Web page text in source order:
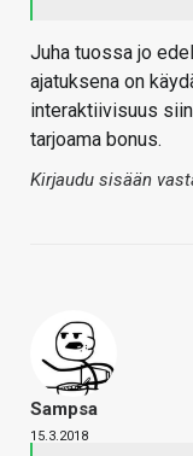
Juha tuossa jo
ajatuksena on
interaktiivisuus
tarjoama bonus.
Kirjaudu sisään
Sampsa
15.3.2018